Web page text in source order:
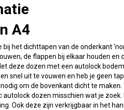
A4
bij het dichttapen van de onderkant
de flappen bij elkaar houden
deze dozen met een autolock
snel uit te vouwen en heb je geen
om de bovenkant dicht te
autolock dozen misschien wat je
Ook deze zijn verkrijgbaar in het